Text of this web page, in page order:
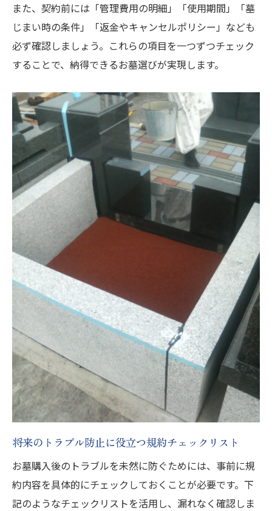
また、契約前には「管理費用の明細」「使用期間」「墓
じまい時の条件」「返金やキャンセルポリシー」なども
必ず確認しましょう。これらの項目を一つずつチェック
することで、納得できるお墓選びが実現します。
将来のトラブル防止に役立つ規約チェックリスト
お墓購入後のトラブルを未然に防ぐためには、事前に規
約内容を具体的にチェックしておくことが必要です。下
記のようなチェックリストを活用し、漏れなく確認しま